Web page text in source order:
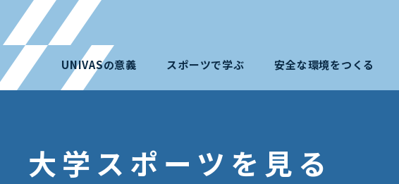
UNIVASの意義 スポーツで学ぶ 安全な環境をつくる
大学スポーツを見る